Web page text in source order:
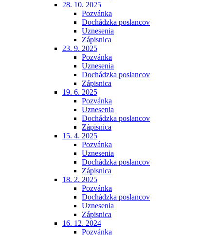
28. 10. 2025
Pozvánka
Dochádzka poslancov
Uznesenia
Zápisnica
23. 9. 2025
Pozvánka
Uznesenia
Dochádzka poslancov
Zápisnica
19. 6. 2025
Pozvánka
Uznesenia
Dochádzka poslancov
Zápisnica
15. 4. 2025
Pozvánka
Uznesenia
Dochádzka poslancov
Zápisnica
18. 2. 2025
Pozvánka
Dochádzka poslancov
Uznesenia
Zápisnica
16. 12. 2024
Pozvánka